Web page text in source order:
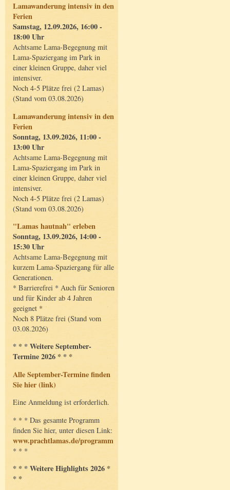
Lamawanderung intensiv in den
Ferien
Samstag, 12.09.2026, 16:00 -
18:00 Uhr
Achtsame Lama-Begegnung mit
Lama-Spaziergang im Park in
einer kleinen Gruppe, daher viel
intensiver.
Noch 4-5 Plätze frei (2 Lamas)
(Stand vom 03.08.2026)
Lamawanderung intensiv in den
Ferien
Sonntag, 13.09.2026, 11:00 -
13:00 Uhr
Achtsame Lama-Begegnung mit
Lama-Spaziergang im Park in
einer kleinen Gruppe, daher viel
intensiver.
Noch 4-5 Plätze frei (2 Lamas)
(Stand vom 03.08.2026)
"Lamas hautnah" erleben
Sonntag, 13.09.2026, 14:00 -
15:30 Uhr
Achtsame Lama-Begegnung mit
kurzem Lama-Spaziergang für alle
Generationen.
* Barrierefrei * Auch für Senioren
und für Kinder ab 4 Jahren
geeignet *
Noch 8 Plätze frei (Stand vom
03.08.2026)
* * * Weitere September-
Termine 2026 * * *
Alle September-Termine finden
Sie hier (link)
Eine Anmeldung ist erforderlich.
* * * Das gesamte Programm
finden Sie hier, unter diesen Link:
www.prachtlamas.de/programm
* * *
* * * Weitere Highlights 2026 *
* *